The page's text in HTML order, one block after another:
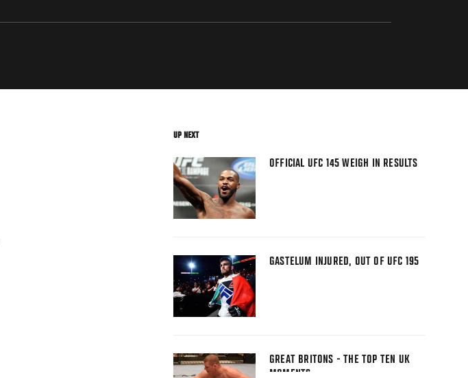
UP NEXT
OFFICIAL UFC 145 WEIGH IN RESULTS
GASTELUM INJURED, OUT OF UFC 195
GREAT BRITONS - THE TOP TEN UK
MOMENTS